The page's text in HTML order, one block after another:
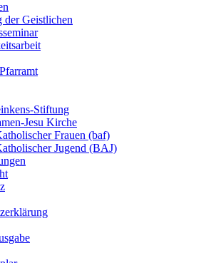
der Geistlichen
Stiftung
Jesu Kirche
Frauen (baf)
Jugend (BAJ)